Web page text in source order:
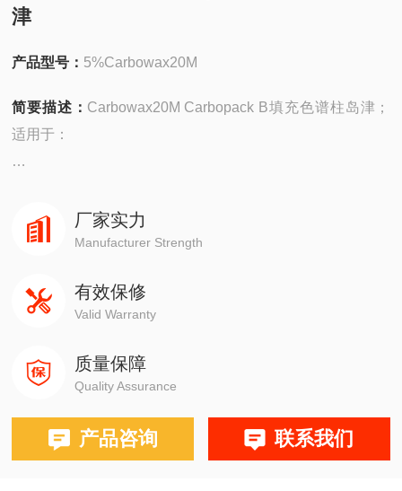
津
产品型号： 5%Carbowax20M
简要描述： Carbowax20M Carbopack B填充色谱柱岛津；
适用于：
4890,5890,6890,7820,7890,8860,8890
赛默飞1310,1300,1610,1600
瓦里安3800系列
布鲁克PE580,590,680,690
厂家实力
Manufacturer Strength
有效保修
Valid Warranty
质量保障
Quality Assurance
产品咨询 联系我们